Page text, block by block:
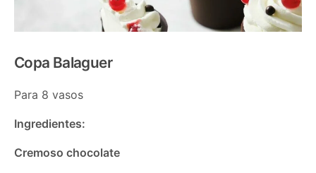
Copa Balaguer
Para 8 vasos
Ingredientes:
Cremoso chocolate